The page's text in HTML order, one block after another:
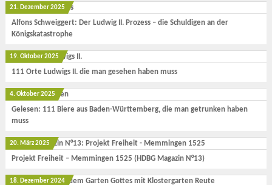
21. Dezember 2025
Alfons Schweiggert: Der Ludwig II. Prozess – die Schuldigen an der
Königskatastrophe
19. Oktober 2025
111 Orte Ludwigs II. die man gesehen haben muss
4. Oktober 2025
Gelesen: 111 Biere aus Baden-Württemberg, die man getrunken haben
muss
20. März 2025
Projekt Freiheit – Memmingen 1525 (HDBG Magazin N°13)
18. Dezember 2024